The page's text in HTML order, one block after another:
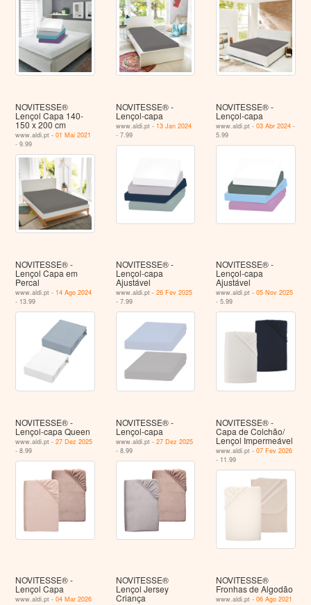
NOVITESSE®
Lençol Capa 140-
150 x 200 cm
www.aldi.pt -01 Mai 2021
- 9.99
NOVITESSE® -
Lençol-capa
www.aldi.pt - 13 Jan 2024
- 7.99
NOVITESSE® -
Lençol-capa
www.aldi.pt -03 Abr 2024 -
5.99
NOVITESSE® -
Lençol Capa em
Percal
www.aldi.pt - 14 Ago 2024
- 13.99
NOVITESSE® -
Lençol-capa
Ajustável
www.aldi.pt - 26 Fev 2025
- 7.99
NOVITESSE® -
Lençol-capa
Ajustável
www.aldi.pt -05 Nov 2025
- 5.99
NOVITESSE® -
Lençol-capa Queen
www.aldi.pt -27 Dez 2025
- 8.99
NOVITESSE® -
Lençol-capa
www.aldi.pt - 27 Dez 2025
- 8.99
NOVITESSE® -
Capa de Colchão/
Lençol Impermeável
www.aldi.pt -07 Fev 2026
- 11.99
NOVITESSE® -
Lençol Capa
www.aldi.pt -04 Mar 2026
NOVITESSE®
Lençol Jersey
Criança
NOVITESSE®
Fronhas de Algodão
www.aldi.pt -06 Ago 2021